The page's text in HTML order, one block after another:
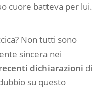
cuore batteva per lui.
Non tutti sono
sincera nei
dichiarazioni di
su questo